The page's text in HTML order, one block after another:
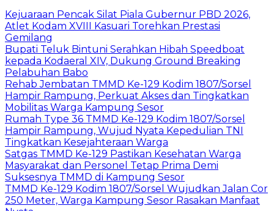
Kejuaraan Pencak Silat Piala Gubernur PBD 2026,
Atlet Kodam XVIII Kasuari Torehkan Prestasi
Gemilang
Bupati Teluk Bintuni Serahkan Hibah Speedboat
kepada Kodaeral XIV, Dukung Ground Breaking
Pelabuhan Babo
Rehab Jembatan TMMD Ke-129 Kodim 1807/Sorsel
Hampir Rampung, Perkuat Akses dan Tingkatkan
Mobilitas Warga Kampung Sesor
Rumah Type 36 TMMD Ke-129 Kodim 1807/Sorsel
Hampir Rampung, Wujud Nyata Kepedulian TNI
Tingkatkan Kesejahteraan Warga
Satgas TMMD Ke-129 Pastikan Kesehatan Warga
Masyarakat dan Personel Tetap Prima Demi
Suksesnya TMMD di Kampung Sesor
TMMD Ke-129 Kodim 1807/Sorsel Wujudkan Jalan Cor
250 Meter, Warga Kampung Sesor Rasakan Manfaat